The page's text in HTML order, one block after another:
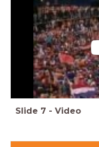
Slide 7 - Video